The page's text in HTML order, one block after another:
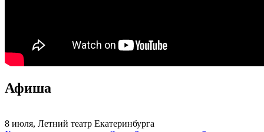
Афиша
8 июля, Летний театр Екатеринбурга